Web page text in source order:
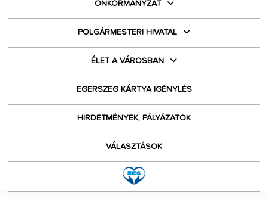
ÖNKORMÁNYZAT
POLGÁRMESTERI HIVATAL
ÉLET A VÁROSBAN
EGERSZEG KÁRTYA IGÉNYLÉS
HIRDETMÉNYEK, PÁLYÁZATOK
VÁLASZTÁSOK